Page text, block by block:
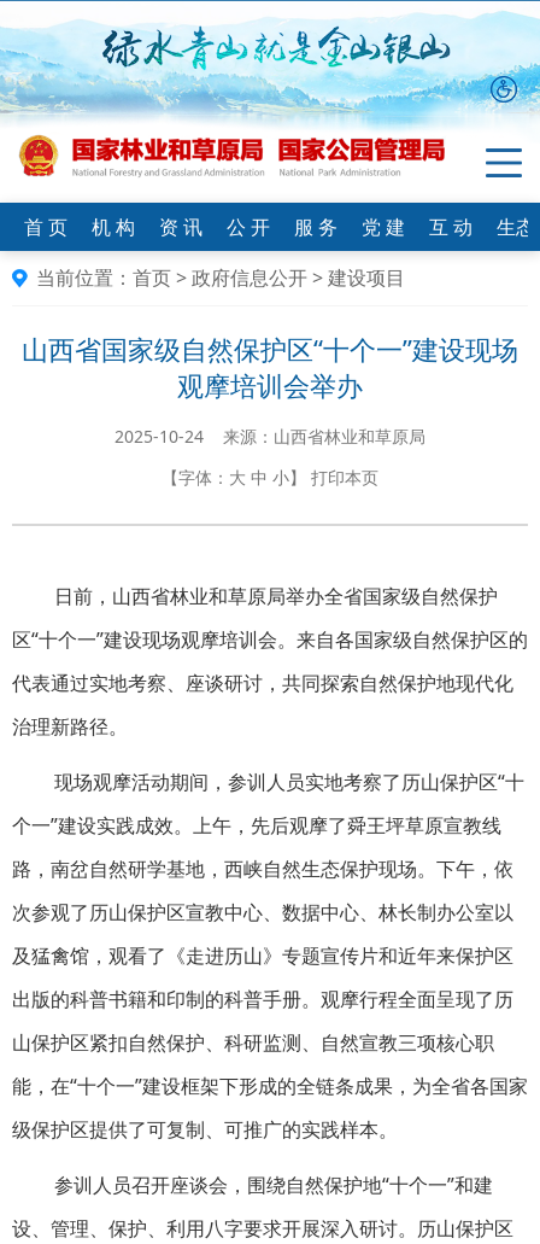
首 页 机 构 资 讯 公 开 服 务 党 建 互 动
生
当前位置： 首页>政府信息公开>建设项目
山西省国家级自然保护区“十个一”建设现场
观摩培训会举办
2025-10-24 来源：山西省林业和草原局
【字体： 大 中 小】 打印本页
日前，山西省林业和草原局举办全省国家级自然保护
区“十个一”建设现场观摩培训会。来自各国家级自然保护区的
代表通过实地考察、座谈研讨，共同探索自然保护地现代化
治理新路径。
现场观摩活动期间，参训人员实地考察了历山保护区“十
个一”建设实践成效。上午，先后观摩了舜王坪草原宣教线
路，南岔自然研学基地，西峡自然生态保护现场。下午，依
次参观了历山保护区宣教中心、数据中心、林长制办公室以
及猛禽馆，观看了《走进历山》专题宣传片和近年来保护区
出版的科普书籍和印制的科普手册。观摩行程全面呈现了历
山保护区紧扣自然保护、科研监测、自然宣教三项核心职
能，在“十个一”建设框架下形成的全链条成果，为全省各国家
级保护区提供了可复制、可推广的实践样本。
参训人员召开座谈会，围绕自然保护地“十个一”和建
设、管理、保护、利用八字要求开展深入研讨。历山保护区